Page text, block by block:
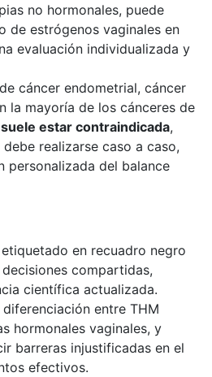
no hormonales, puede
de estrógenos vaginales en
evaluación individualizada y
cáncer endometrial, cáncer
la mayoría de los cánceres de
estar contraindicada,
realizarse caso a caso,
personalizada del balance
en recuadro negro
compartidas,
científica actualizada.
entre THM
hormonales vaginales, y
barreras injustificadas en el
efectivos.